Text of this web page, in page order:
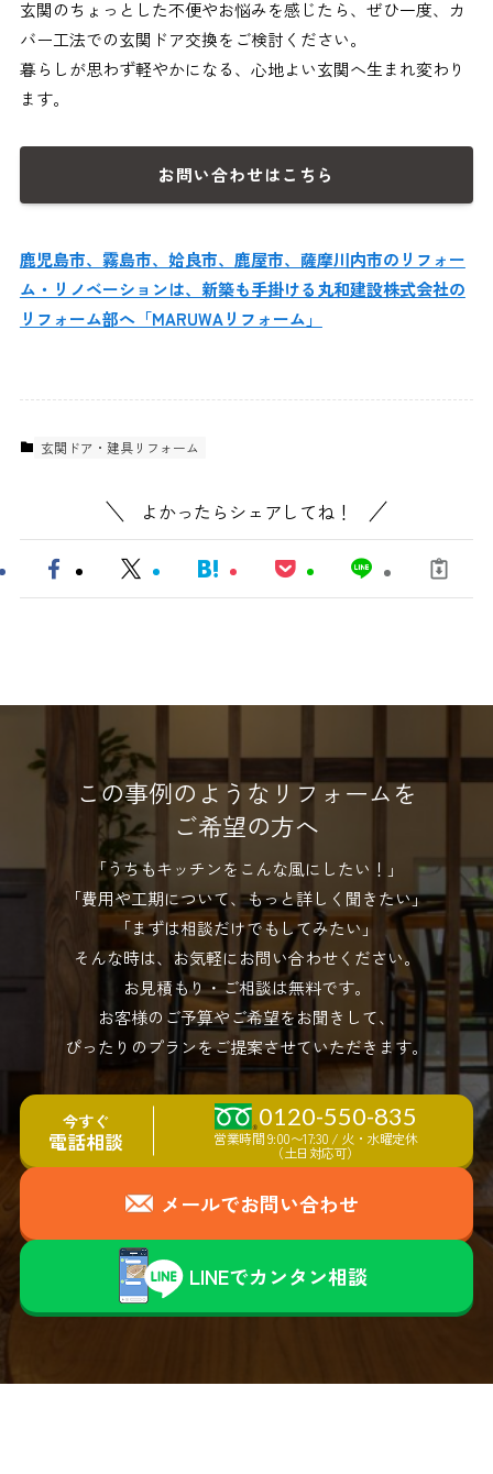
玄関のちょっとした不便やお悩みを感じたら、ぜひ一度、カ
バー工法での玄関ドア交換をご検討ください。
暮らしが思わず軽やかになる、心地よい玄関へ生まれ変わり
ます。
お問い合わせはこちら
鹿児島市、霧島市、姶良市、鹿屋市、薩摩川内市のリフォー
ム・リノベーションは、新築も手掛ける丸和建設株式会社の
リフォーム部へ「MARUWAリフォーム」
玄関ドア・建具リフォーム
よかったらシェアしてね！
この事例のようなリフォームを
ご希望の方へ
「うちもキッチンをこんな風にしたい！」
「費用や工期について、もっと詳しく聞きたい」
「まずは相談だけでもしてみたい」
そんな時は、お気軽にお問い合わせください。
お見積もり・ご相談は無料です。
お客様のご予算やご希望をお聞きして、
ぴったりのプランをご提案させていただきます。
今すぐ
電話相談
0120-550-835
営業時間 9:00〜17:30 / 火・水曜定休
（土日対応可）
メールでお問い合わせ
LINEでカンタ ン相談